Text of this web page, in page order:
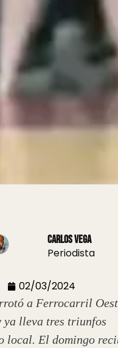
Carlos Vega
Periodista
02/03/2024
a Ferrocarril
ya lleva tres triunfos
local. El domingo